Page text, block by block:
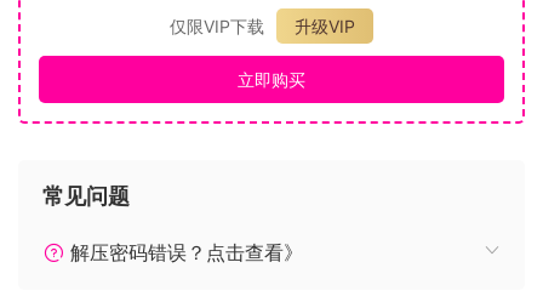
系统需求
仅限VIP下载
升级VIP
立即购买
常见问题
解压密码错误？点击查看》